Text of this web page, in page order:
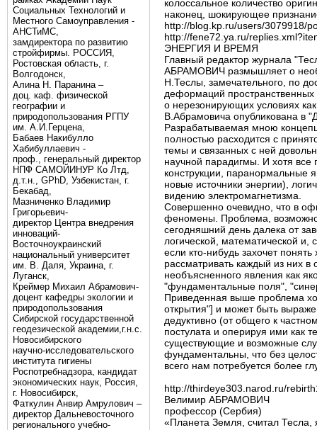
Социальных Технологий и
Местного Самоуправления -
АНСТиМС,
замдиректора по развитию
стройфирмы. РОССИЯ,
Ростовская область, г.
Волгодонск,
Алина Н. Паранина –
доц. каф. физической
географии и
природопользования РГПУ
им. А.И.Герцена,
Бабаев Накибулло
Хабибуллаевич -
проф., генеральный директор
НПФ САМОЙИНУР Ко Лтд,
д.т.н., GPhD, Узбекистан, г.
Бекабад,
Мазниченко Владимир
Григорьевич-
директор Центра внедрения
инноваций-
Восточноукраинский
национальный университет
им. В. Даля, Украина, г.
Луганск,
Креймер Михаил Абрамович-
доцент кафедры экологии и
природопользования
Сибирской государственной
геодезической академии,г.н.с.
Новосибирского
научно-исследовательского
института гигиены
Роспотребнадзора, кандидат
экономических наук, Россия,
г. Новосибирск,
Фаткулин Анвир Амрулович –
директор Дальневосточного
регионального учебно-
колоссальное количество
наконец, шокирующее
http://blog.kp.ru/users/3079918/
http://fene72.ya.ru/
ЭНЕРГИЯ И ВРЕМЯ
Главный редактор журнала
АБРАМОВИЧ размышляет о
Н.Теслы, замечательного, по
деформаций пространственных
о нерезонирующих условиях
В.Абрамовича опубликована в
Разрабатываемая мною
полностью расходится с
темы и связанных с ней
научной парадигмы. И хотя все
конструкции, паранормальные
новые источники энергии),
видению электромагнетизма.
Совершенно очевидно, что в
феномены. Проблема,
сегодняшний день далека от
логической, математической
если кто-нибудь захочет
рассматривать каждый из них
необъясненного явления как
"фундаментальные поля",
Приведенная выше проблема
открытия"] и может быть
дедуктивно (от общего к
постулата и оперируя ими как
существующие и возможные
фундаментальны, что без
всего нам потребуется более
http://thirdeye303.narod.ru/
Велимир АБРАМОВИЧ
профессор (Сербия)
«Планета Земля, считал Тесла,